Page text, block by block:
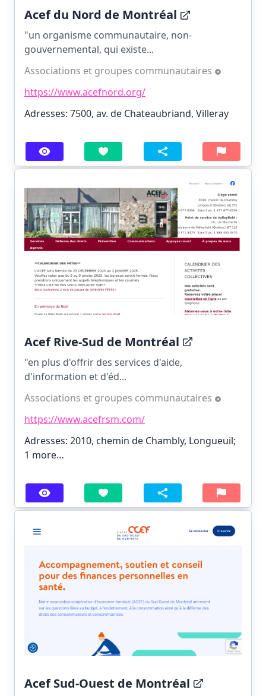
Acef du Nord de Montréal
"un organisme communautaire, non-
gouvernemental, qui existe...
Associations et groupes communautaires
https://www.acefnord.org/
Adresses: 7500, av. de Chateaubriand, Villeray
Acef Rive-Sud de Montréal
"en plus d'offrir des services d'aide,
d'information et d'éd...
Associations et groupes communautaires
https://www.acefrsm.com/
Adresses: 2010, chemin de Chambly, Longueuil;
1 more…
Acef Sud-Ouest de Montréal